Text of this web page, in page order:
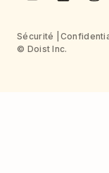
Sécurité
© Doist Inc.